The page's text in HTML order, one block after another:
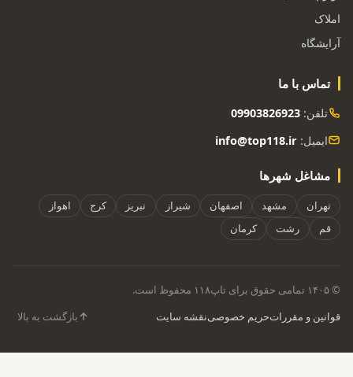
املاک
آرایشگاه
تماس با ما
تلفن:09903826923
ایمیل: info@top118.ir
مشاغل شهرها
تهران مشهد اصفهان شیراز تبریز کرج
اهواز
قم
رشت کرمان
© ۱۴۰۵ تمامی حقوق برای تاپ۱۱۸ محفوظ است.
قوانین و مقرراتحریم خصوصینقشه سایت بازگشت به بالا